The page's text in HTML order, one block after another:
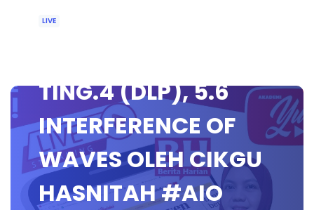
LIVE
TING.4 (DLP), 5.6
INTERFERENCE OF
WAVES OLEH CIKGU
HASNITAH #AIO